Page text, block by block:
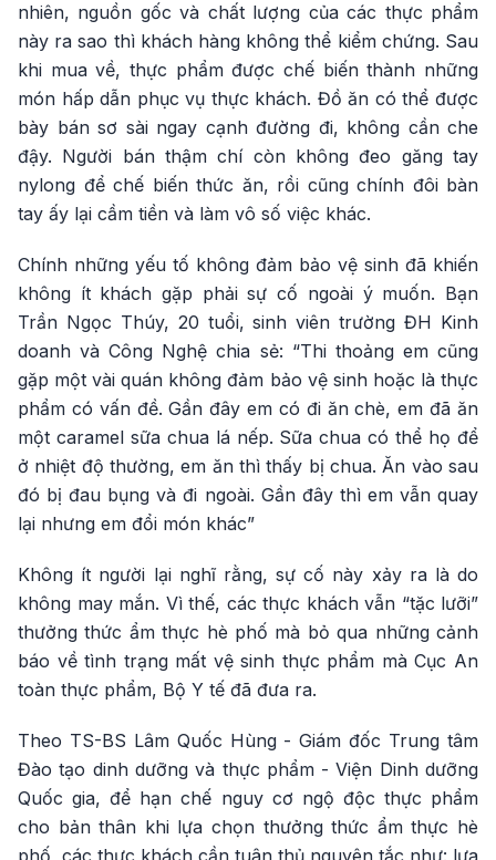
nhiên, nguồn gốc và chất lượng của các thực phẩm
này ra sao thì khách hàng không thể kiểm chứng. Sau
khi mua về, thực phẩm được chế biến thành những
món hấp dẫn phục vụ thực khách. Đồ ăn có thể được
bày bán sơ sài ngay cạnh đường đi, không cần che
đậy. Người bán thậm chí còn không đeo găng tay
nylong để chế biến thức ăn, rồi cũng chính đôi bàn
tay ấy lại cầm tiền và làm vô số việc khác.
Chính những yếu tố không đảm bảo vệ sinh đã khiến
không ít khách gặp phải sự cố ngoài ý muốn. Bạn
Trần Ngọc Thúy, 20 tuổi, sinh viên trường ĐH Kinh
doanh và Công Nghệ chia sẻ: “Thi thoảng em cũng
gặp một vài quán không đảm bảo vệ sinh hoặc là thực
phẩm có vấn đề. Gần đây em có đi ăn chè, em đã ăn
một caramel sữa chua lá nếp. Sữa chua có thể họ để
ở nhiệt độ thường, em ăn thì thấy bị chua. Ăn vào sau
đó bị đau bụng và đi ngoài. Gần đây thì em vẫn quay
lại nhưng em đổi món khác”
Không ít người lại nghĩ rằng, sự cố này xảy ra là do
không may mắn. Vì thế, các thực khách vẫn “tặc lưỡi”
thưởng thức ẩm thực hè phố mà bỏ qua những cảnh
báo về tình trạng mất vệ sinh thực phẩm mà Cục An
toàn thực phẩm, Bộ Y tế đã đưa ra.
Theo TS-BS Lâm Quốc Hùng - Giám đốc Trung tâm
Đào tạo dinh dưỡng và thực phẩm - Viện Dinh dưỡng
Quốc gia, để hạn chế nguy cơ ngộ độc thực phẩm
cho bản thân khi lựa chọn thưởng thức ẩm thực hè